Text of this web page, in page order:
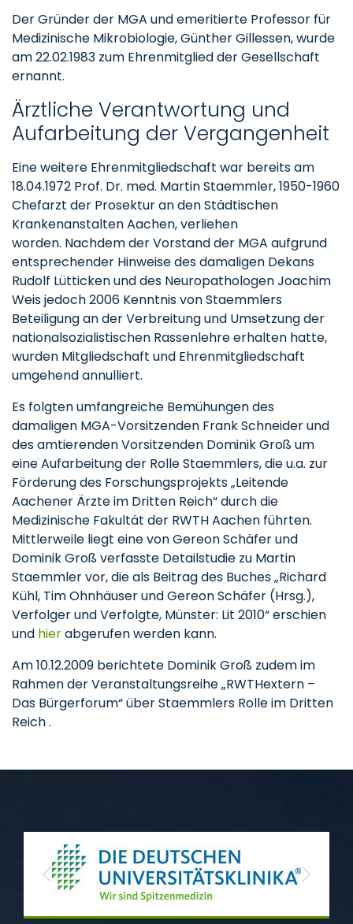
Der Gründer der MGA und emeritierte Professor für
Medizinische Mikrobiologie, Günther Gillessen, wurde
am 22.02.1983 zum Ehrenmitglied der Gesellschaft
ernannt.
Ärztliche Verantwortung und
Aufarbeitung der Vergangenheit
Eine weitere Ehrenmitgliedschaft war bereits am
18.04.1972 Prof. Dr. med. Martin Staemmler, 1950-1960
Chefarzt der Prosektur an den Städtischen
Krankenanstalten Aachen, verliehen
worden. Nachdem der Vorstand der MGA aufgrund
entsprechender Hinweise des damaligen Dekans
Rudolf Lütticken und des Neuropathologen Joachim
Weis jedoch 2006 Kenntnis von Staemmlers
Beteiligung an der Verbreitung und Umsetzung der
nationalsozialistischen Rassenlehre erhalten hatte,
wurden Mitgliedschaft und Ehrenmitgliedschaft
umgehend annulliert.
Es folgten umfangreiche Bemühungen des
damaligen MGA-Vorsitzenden Frank Schneider und
des amtierenden Vorsitzenden Dominik Groß um
eine Aufarbeitung der Rolle Staemmlers, die u.a. zur
Förderung des Forschungsprojekts „Leitende
Aachener Ärzte im Dritten Reich“ durch die
Medizinische Fakultät der RWTH Aachen führten.
Mittlerweile liegt eine von Gereon Schäfer und
Dominik Groß verfasste Detailstudie zu Martin
Staemmler vor, die als Beitrag des Buches „Richard
Kühl, Tim Ohnhäuser und Gereon Schäfer (Hrsg.),
Verfolger und Verfolgte, Münster: Lit 2010“ erschien
und hierabgerufen werden kann.
Am 10.12.2009 berichtete Dominik Groß zudem im
Rahmen der Veranstaltungsreihe „RWTHextern –
Das Bürgerforum“ über Staemmlers Rolle im Dritten
Reich .
Previous Next